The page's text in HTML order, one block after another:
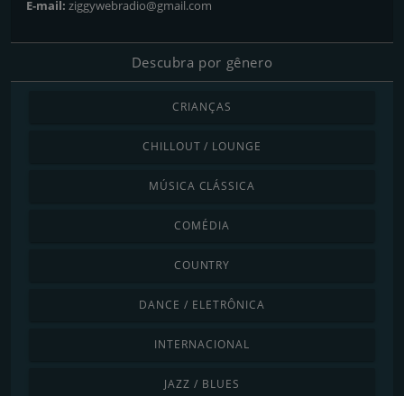
E-mail: ziggywebradio@gmail.com
Descubra por gênero
CRIANÇAS
CHILLOUT / LOUNGE
MÚSICA CLÁSSICA
COMÉDIA
COUNTRY
DANCE / ELETRÔNICA
INTERNACIONAL
JAZZ / BLUES